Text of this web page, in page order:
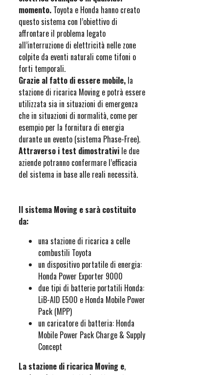
momento. Toyota e Honda hanno creato
questo sistema con l’obiettivo di
affrontare il problema legato
all’interruzione di elettricità nelle zone
colpite da eventi naturali come tifoni o
forti temporali.
Grazie al fatto di essere mobile, la
stazione di ricarica Moving e potrà essere
utilizzata sia in situazioni di emergenza
che in situazioni di normalità, come per
esempio per la fornitura di energia
durante un evento (sistema Phase-Free).
Attraverso i test dimostrativi le due
aziende potranno confermare l’efficacia
del sistema in base alle reali necessità.
Il sistema Moving e sarà costituito
da:
una stazione di ricarica a celle
combustili Toyota
un dispositivo portatile di energia:
Honda Power Exporter 9000
due tipi di batterie portatili Honda:
LiB-AID E500 e Honda Mobile Power
Pack (MPP)
un caricatore di batteria: Honda
Mobile Power Pack Charge & Supply
Concept
La stazione di ricarica Moving e,